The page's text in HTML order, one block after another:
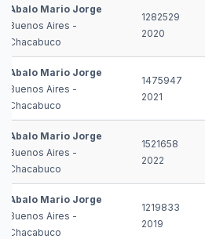
Abalo Mario Jorge
Buenos Aires -
Chacabuco
1282529
2020
Abalo Mario Jorge
Buenos Aires -
Chacabuco
1475947
2021
Abalo Mario Jorge
Buenos Aires -
Chacabuco
1521658
2022
Abalo Mario Jorge
Buenos Aires -
Chacabuco
1219833
2019